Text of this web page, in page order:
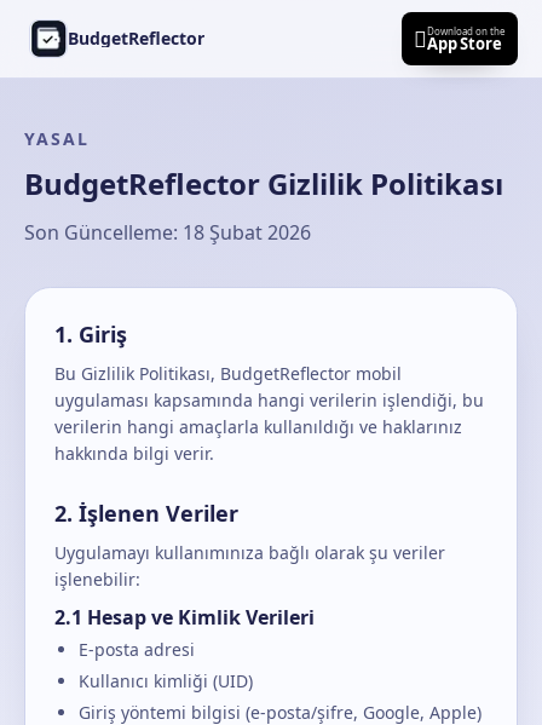
Ana içeriğe geç
BudgetReflector Download on the
App Store
YASAL
BudgetReflector Gizlilik Politikası
Son Güncelleme: 18 Şubat 2026
1. Giriş
Bu Gizlilik Politikası, BudgetReflector mobil
uygulaması kapsamında hangi verilerin işlendiği, bu
verilerin hangi amaçlarla kullanıldığı ve haklarınız
hakkında bilgi verir.
2. İşlenen Veriler
Uygulamayı kullanımınıza bağlı olarak şu veriler
işlenebilir:
2.1 Hesap ve Kimlik Verileri
E-posta adresi
Kullanıcı kimliği (UID)
Giriş yöntemi bilgisi (e-posta/şifre, Google, Apple)